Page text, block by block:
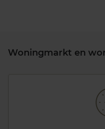
Woningmarkt en